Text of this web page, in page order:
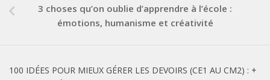
3 choses qu’on oublie d’apprendre à l’école :
émotions, humanisme et créativité
100 IDÉES POUR MIEUX GÉRER LES DEVOIRS (CE1 AU CM2) : +